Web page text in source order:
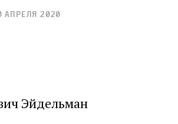
апреля 2020
Эйдельман